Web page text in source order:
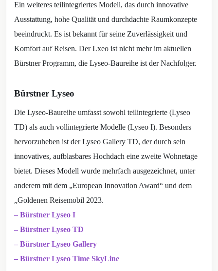
Ein weiteres teilintegriertes Modell, das durch innovative
Ausstattung, hohe Qualität und durchdachte Raumkonzepte
beeindruckt. Es ist bekannt für seine Zuverlässigkeit und
Komfort auf Reisen. Der Lxeo ist nicht mehr im aktuellen
Bürstner Programm, die Lyseo-Baureihe ist der Nachfolger.
Bürstner Lyseo
Die Lyseo-Baureihe umfasst sowohl teilintegrierte (Lyseo
TD) als auch vollintegrierte Modelle (Lyseo I). Besonders
hervorzuheben ist der Lyseo Gallery TD, der durch sein
innovatives, aufblasbares Hochdach eine zweite Wohnetage
bietet. Dieses Modell wurde mehrfach ausgezeichnet, unter
anderem mit dem „European Innovation Award“ und dem
„Goldenen Reisemobil 2023.
– Bürstner Lyseo I
– Bürstner Lyseo TD
– Bürstner Lyseo Gallery
– Bürstner Lyseo Time SkyLine